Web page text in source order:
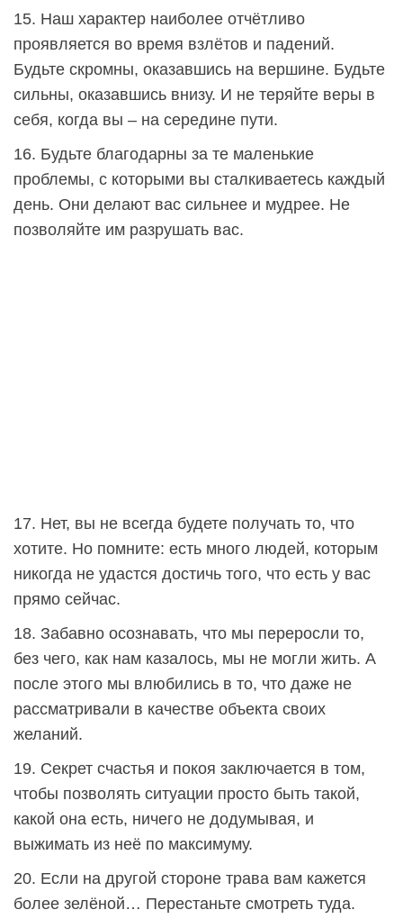
15. Наш характер наиболее отчётливо
проявляется во время взлётов и падений.
Будьте скромны, оказавшись на вершине. Будьте
сильны, оказавшись внизу. И не теряйте веры в
себя, когда вы – на середине пути.
16. Будьте благодарны за те маленькие
проблемы, с которыми вы сталкиваетесь каждый
день. Они делают вас сильнее и мудрее. Не
позволяйте им разрушать вас.
17. Нет, вы не всегда будете получать то, что
хотите. Но помните: есть много людей, которым
никогда не удастся достичь того, что есть у вас
прямо сейчас.
18. Забавно осознавать, что мы переросли то,
без чего, как нам казалось, мы не могли жить. А
после этого мы влюбились в то, что даже не
рассматривали в качестве объекта своих
желаний.
19. Секрет счастья и покоя заключается в том,
чтобы позволять ситуации просто быть такой,
какой она есть, ничего не додумывая, и
выжимать из неё по максимуму.
20. Если на другой стороне трава вам кажется
более зелёной… Перестаньте смотреть туда.